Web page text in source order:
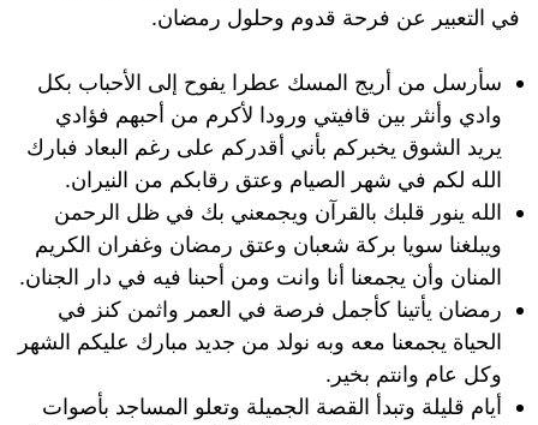
في التعبير عن فرحة قدوم وحلول رمضان.
سأرسل من أريج المسك عطرا يفوح إلى الأحباب بكل
وادي وأنثر بين قافيتي ورودا لأكرم من أحبهم فؤادي
يريد الشوق يخبركم بأني أقدركم على رغم البعاد فبارك
الله لكم في شهر الصيام وعتق رقابكم من النيران.
الله ينور قلبك بالقرآن ويجمعني بك في ظل الرحمن
ويبلغنا سويا بركة شعبان وعتق رمضان وغفران الكريم
المنان وأن يجمعنا أنا وانت ومن أحبنا فيه في دار الجنان.
رمضان يأتينا كأجمل فرصة في العمر واثمن كنز في
الحياة يجمعنا معه وبه نولد من جديد مبارك عليكم الشهر
وكل عام وانتم بخير.
أيام قليلة وتبدأ القصة الجميلة وتعلو المساجد بأصوات